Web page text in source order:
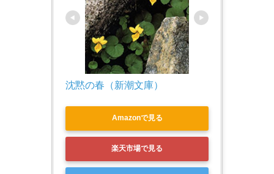
沈黙の春（新潮文庫）
Amazonで見る
楽天市場で見る